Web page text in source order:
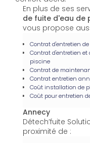
En plus de ses
de fuite d'eau de
vous propose
Contrat d'entretien
Contrat d'entretien et
piscine
Contrat de
Contrat entretien
Coût installation de
Coût pour entretien
Annecy
Détech’fuite
proximité de :